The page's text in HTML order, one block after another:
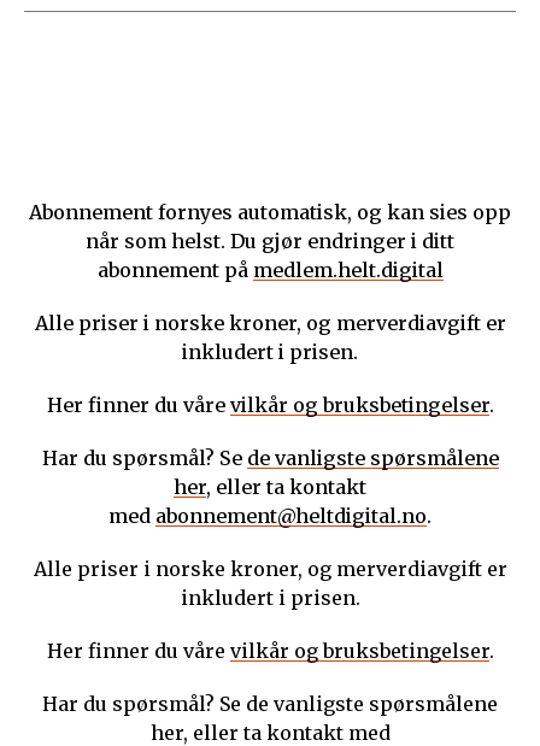
Abonnement fornyes automatisk, og kan sies opp
når som helst. Du gjør endringer i ditt
abonnement på medlem.helt.digital
Alle priser i norske kroner, og merverdiavgift er
inkludert i prisen.
Her finner du våre vilkår og bruksbetingelser.
Har du spørsmål? Se de vanligste spørsmålene
her, eller ta kontakt
med abonnement@heltdigital.no.
Alle priser i norske kroner, og merverdiavgift er
inkludert i prisen.
Her finner du våre vilkår og bruksbetingelser.
Har du spørsmål? Se de vanligste spørsmålene
her, eller ta kontakt med